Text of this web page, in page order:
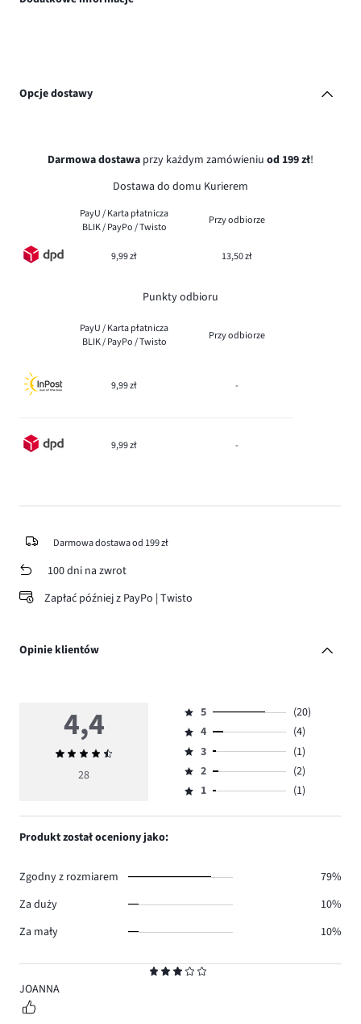
Opcje dostawy
Darmowa dostawa przy każdym zamówieniu od 199 zł!
Dostawa do domu Kurierem
PayU / Karta płatnicza
BLIK / PayPo / Twisto
Przy odbiorze
9,99 zł 13,50 zł
Punkty odbioru
PayU / Karta płatnicza
BLIK / PayPo / Twisto
Przy odbiorze
9,99 zł -
9,99 zł -
Darmowa dostawa od 199 zł
100 dni na zwrot
Zapłać później z PayPo | Twisto
Opinie klientów
3
JOANNA
4,4
Średnia
ocena
28
Ocena
5,
ilość
głosów
20.
5
(20)
Ocena
4,
ilość
głosów
4
(4)
Ocena
3,
ilość
3
(1)
Ocena
2,
2
(2)
Ocena
1,
1 (1)
Produkt został oceniony jako:
Zgodny z rozmiarem
79%
Za duży
10%
Za mały
10%